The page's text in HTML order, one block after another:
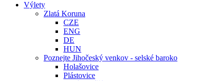
Výlety
Zlatá Koruna
CZE
ENG
DE
HUN
Poznejte Jihočeský venkov - selské baroko
Holašovice
Plástovice